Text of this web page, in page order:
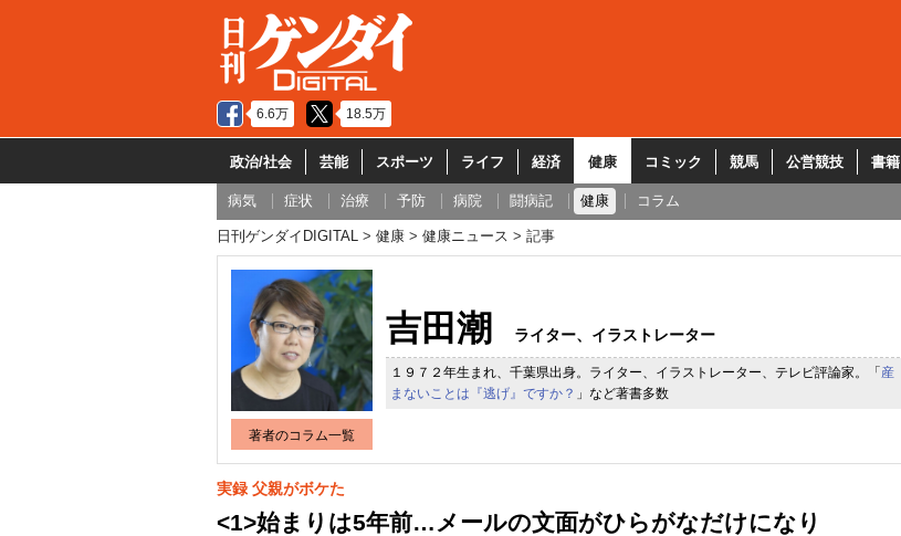
6.6万 18.5万
政治/社会 芸能 スポーツ ライフ 経済 健康 コミック 競馬 公営競技 書籍
病気 症状 治療 予防 病院 闘病記 健康 コラム
日刊ゲンダイDIGITAL 健康 健康ニュース 記事
著者のコラム一覧
吉田潮 ライター、イラストレーター
１９７２年生まれ、千葉県出身。ライター、イラストレーター、テレビ評論家。「 産
まないことは『逃げ』ですか？ 」など著書多数
実録 父親がボケた
<1>始まりは5年前…メールの文面がひらがなだけになり